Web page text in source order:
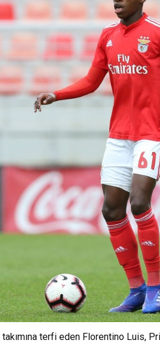
takımına terfi eden Florentino Luis,